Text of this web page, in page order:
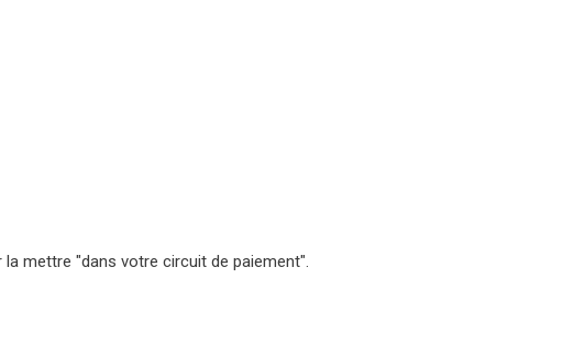
mettre "dans votre circuit de paiement".